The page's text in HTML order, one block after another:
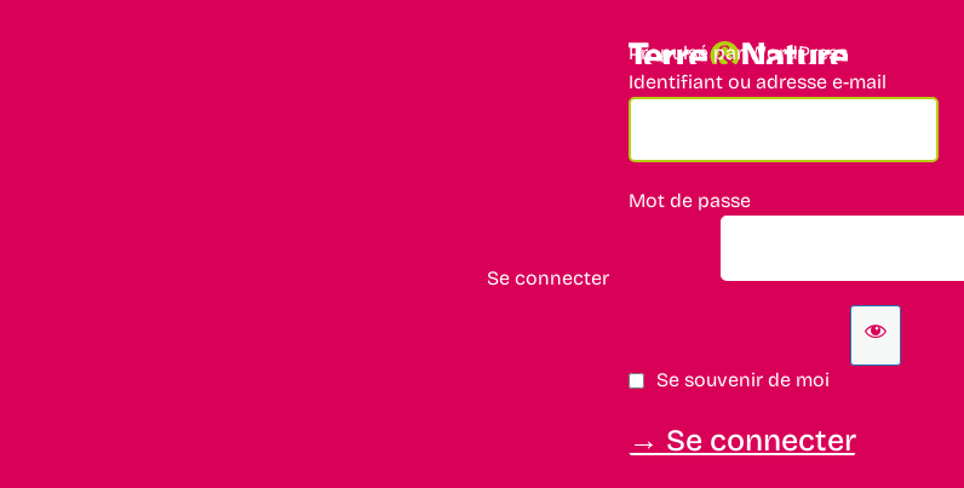
Se connecter
Propulsé par WordPress
Identifiant ou adresse e-mail
Mot de passe
Se souvenir de moi